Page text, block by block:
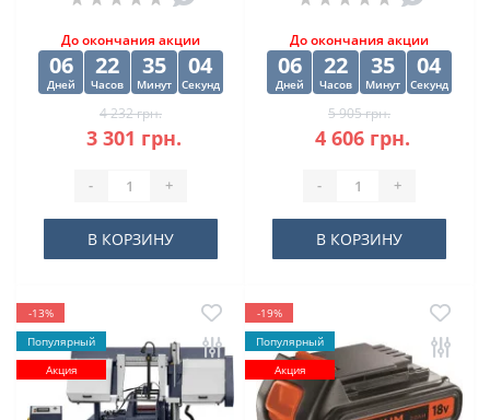
До окончания акции
06
Дней
22
Часов
35
Минут
04
Секунд
4 232 грн.
3 301 грн.
- +
В КОРЗИНУ
До окончания акции
06
Дней
22
Часов
35
Минут
04
Секунд
5 905 грн.
4 606 грн.
- +
В КОРЗИНУ
-13%
Популярный
Акция
-19%
Популярный
Акция